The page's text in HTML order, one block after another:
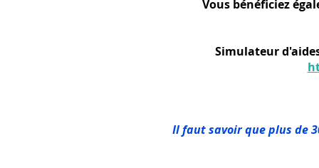
Vous bénéficiez
Simulateur
Il faut savoir que plus de